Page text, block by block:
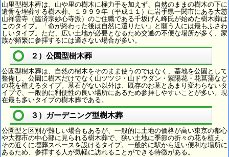
山里型樹木葬は、山や里の樹木に極力手を加えず、自然のままの樹木の下に
遺骨を埋葬する樹木葬。１９９９年（平成１１）に岩手県一関市にある大慈
山祥雲寺（臨済宗妙心寺派）のご住職である千坂げん峰氏が始めた樹木葬は
このタイプ。「命が終わった後は自然に還りたい」と願う人には最もふさわ
しいタイプ。ただ、広い土地が必要となるため交通の不便な場所が多く、家
族が頻繁に参拝するには適さない場合が多い。
２）公園型樹木葬
公園型樹木葬は、自然の樹木をそのまま使うのではなく、墓地を公園として
整備し、公園に樹木だけでなく山ツツジ・山ドウダン・紫陽花・花菖蒲など
の花を植えるタイプ。墓石がない以外は、既存のお墓とあまり変わらないタ
イプで、一般的に利便性の良い場所にあるため参拝しやすいことが多い。現
在最も多いタイプの樹木葬である。
３）ガーデニング型樹木葬
公園型と区別が難しい場合もあるが、一般的に土地の価格が高い東京の都心
や大都市の中心部に見られる樹木葬で、狭い土地に季節の折々の花を植え、
その近くに埋葬スペースを設けるタイプ。一般的に駅から近い便利な場所に
あるため、参拝する人が気軽に訪れることができる特徴がある。